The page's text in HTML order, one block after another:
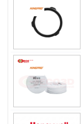
đáp ứng thời gian
đáp ứng yêu cầu an